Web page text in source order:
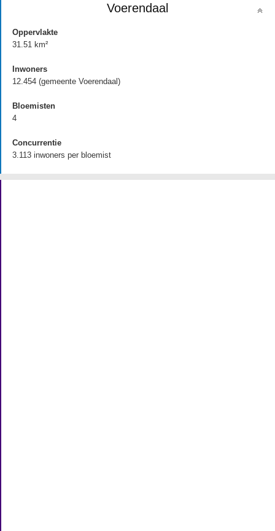
Voerendaal
Oppervlakte
31.51 km²
Inwoners
12.454 (gemeente Voerendaal)
Bloemisten
4
Concurrentie
3.113 inwoners per bloemist